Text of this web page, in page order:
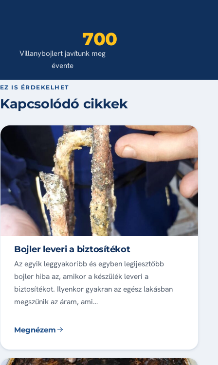
700
Villanybojlert javítunk meg
évente
EZ IS ÉRDEKELHET
Kapcsolódó cikkek
Bojler leveri a biztosítékot
Az egyik leggyakoribb és egyben legijesztőbb
bojler hiba az, amikor a készülék leveri a
biztosítékot. Ilyenkor gyakran az egész lakásban
megszűnik az áram, ami…
Megnézem